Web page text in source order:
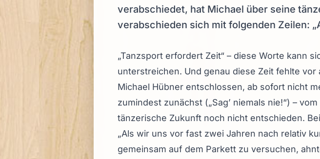
verabschiedet, hat Michael über seine
verabschieden sich mit folgenden Zeilen:
„Tanzsport erfordert Zeit“ – diese Worte kann
unterstreichen. Und genau diese Zeit fehlte
Michael Hübner entschlossen, ab sofort nicht
zumindest zunächst („Sag’ niemals nie!“) –
tänzerische Zukunft noch nicht entschieden.
„Als wir uns vor fast zwei Jahren nach relativ
gemeinsam auf dem Parkett zu versuchen,